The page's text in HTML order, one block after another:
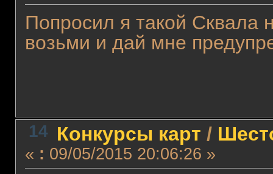
Попросил я такой Сквала
возьми и дай мне
14 Конкурсы карт /
« : 09/05/2015 20:06:26 »